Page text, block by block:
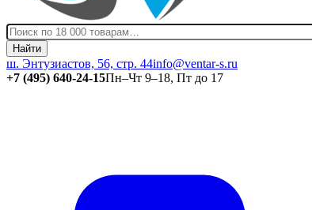
Найти
ш. Энтузиастов, 56, стр. 44info@ventar-s.ru
+7 (495) 640-24-15Пн–Чт 9–18, Пт до 17